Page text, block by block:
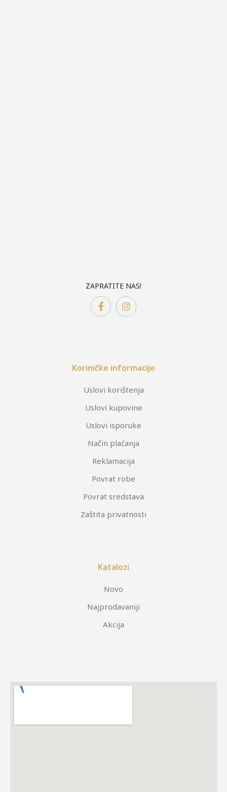
ZAPRATITE NAS!
Koriničke informacije
Uslovi korištenja
Uslovi kupovine
Uslovi isporuke
Način plaćanja
Reklamacija
Povrat robe
Povrat sredstava
Zaštita privatnosti
Katalozi
Novo
Najprodavaniji
Akcija